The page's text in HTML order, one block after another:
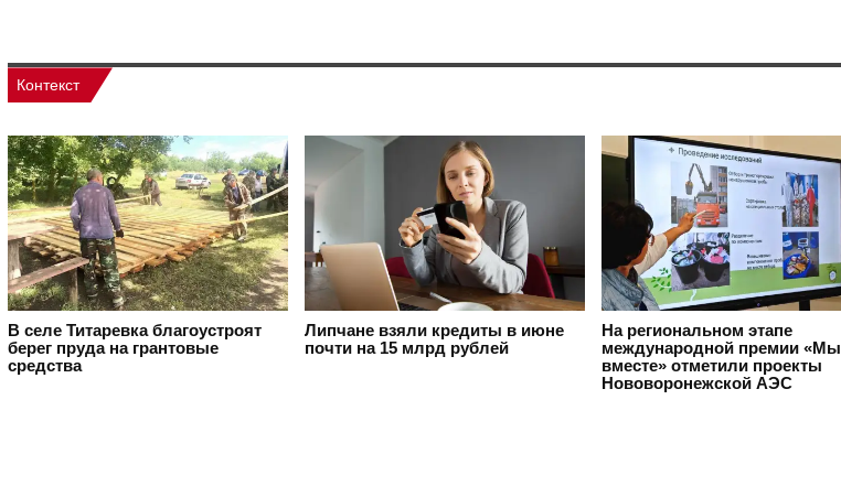
Контекст
В селе Титаревка благоустроят
берег пруда на грантовые
средства
Липчане взяли кредиты в июне
почти на 15 млрд рублей
На региональном этапе
международной премии «Мы
вместе» отметили проекты
Нововоронежской АЭС